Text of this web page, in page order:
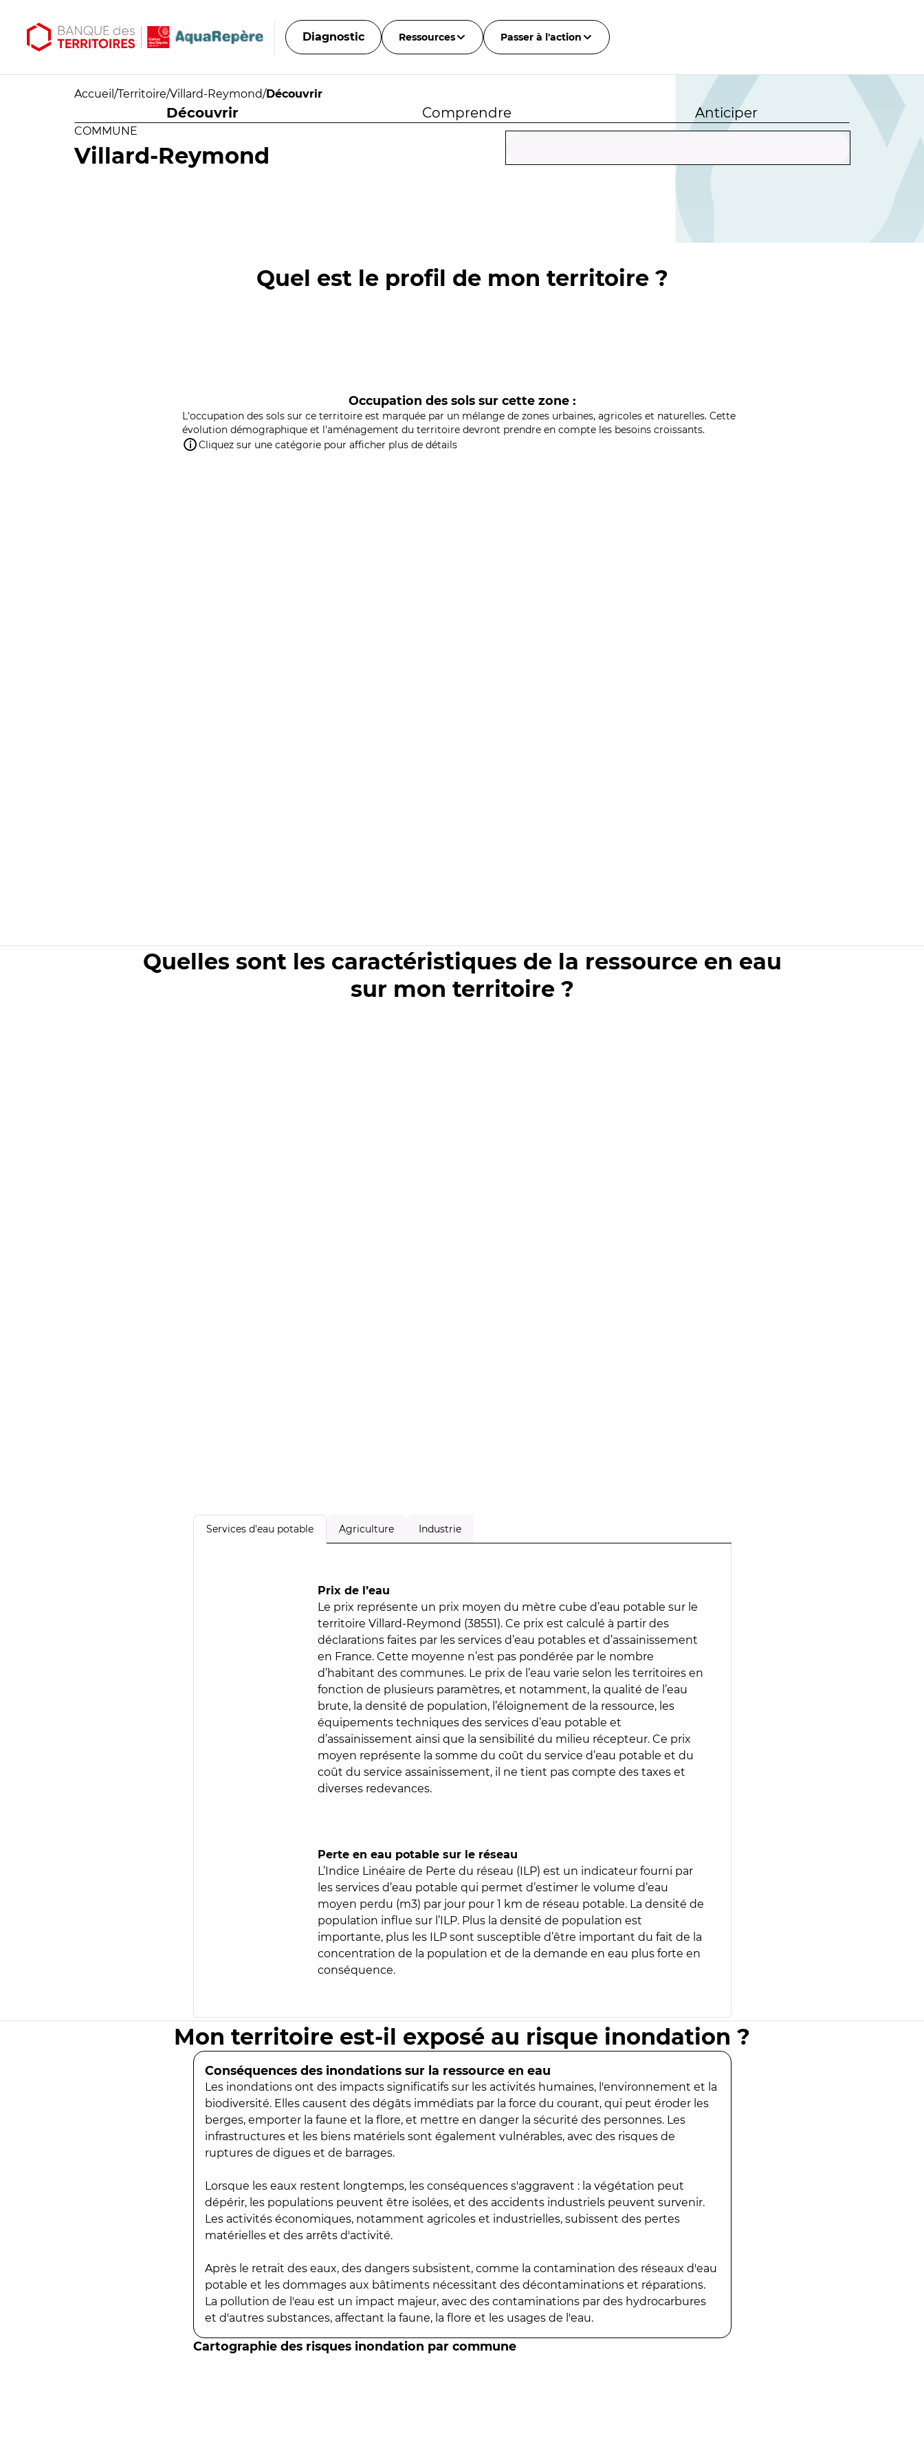
Diagnostic Ressources Passer à l'action
Accueil /Territoire/Villard-Reymond/Découvrir
Découvrir Comprendre Anticiper
COMMUNE
Villard-Reymond
Quel est le profil de mon territoire ?
Occupation des sols sur cette zone :
L'occupation des sols sur ce territoire est marquée par un mélange de zones urbaines, agricoles et naturelles. Cette
évolution démographique et l'aménagement du territoire devront prendre en compte les besoins croissants.
Cliquez sur une catégorie pour afficher plus de détails
Quelles sont les caractéristiques de la ressource en eau
sur mon territoire ?
Services d'eau potable Agriculture Industrie
Prix de l’eau
Le prix représente un prix moyen du mètre cube d’eau potable sur le
territoire Villard-Reymond (38551). Ce prix est calculé à partir des
déclarations faites par les services d’eau potables et d’assainissement
en France. Cette moyenne n’est pas pondérée par le nombre
d’habitant des communes. Le prix de l’eau varie selon les territoires en
fonction de plusieurs paramètres, et notamment, la qualité de l’eau
brute, la densité de population, l’éloignement de la ressource, les
équipements techniques des services d’eau potable et
d’assainissement ainsi que la sensibilité du milieu récepteur. Ce prix
moyen représente la somme du coût du service d’eau potable et du
coût du service assainissement, il ne tient pas compte des taxes et
diverses redevances.
Perte en eau potable sur le réseau
L’Indice Linéaire de Perte du réseau (ILP) est un indicateur fourni par
les services d’eau potable qui permet d’estimer le volume d’eau
moyen perdu (m3) par jour pour 1 km de réseau potable. La densité de
population influe sur l’ILP. Plus la densité de population est
importante, plus les ILP sont susceptible d’être important du fait de la
concentration de la population et de la demande en eau plus forte en
conséquence.
Mon territoire est-il exposé au risque inondation ?
Conséquences des inondations sur la ressource en eau
Les inondations ont des impacts significatifs sur les activités humaines, l'environnement et la
biodiversité. Elles causent des dégâts immédiats par la force du courant, qui peut éroder les
berges, emporter la faune et la flore, et mettre en danger la sécurité des personnes. Les
infrastructures et les biens matériels sont également vulnérables, avec des risques de
ruptures de digues et de barrages.
Lorsque les eaux restent longtemps, les conséquences s'aggravent : la végétation peut
dépérir, les populations peuvent être isolées, et des accidents industriels peuvent survenir.
Les activités économiques, notamment agricoles et industrielles, subissent des pertes
matérielles et des arrêts d'activité.
Après le retrait des eaux, des dangers subsistent, comme la contamination des réseaux d'eau
potable et les dommages aux bâtiments nécessitant des décontaminations et réparations.
La pollution de l'eau est un impact majeur, avec des contaminations par des hydrocarbures
et d'autres substances, affectant la faune, la flore et les usages de l'eau.
Cartographie des risques inondation par commune